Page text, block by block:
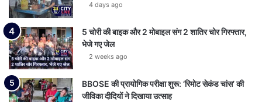
4 days ago
5 चोरी की बाइक और 2 मोबाइल संग 2 शातिर चोर गिरफ्तार,
भेजे गए जेल
2 weeks ago
BBOSE की प्रायोगिक परीक्षा शुरू: ‘रिमोट सेकंड चांस’ की
जीविका दीदियों ने दिखाया उत्साह